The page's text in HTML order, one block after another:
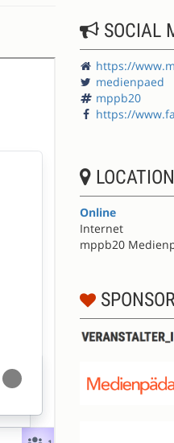
sessionSOCIAL
https://
medienpaed
mppb20
https://
LOCATION
Online
Internet
mppb20